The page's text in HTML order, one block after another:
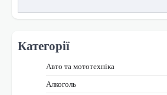
Категорії
Авто та мототехніка
Алкоголь